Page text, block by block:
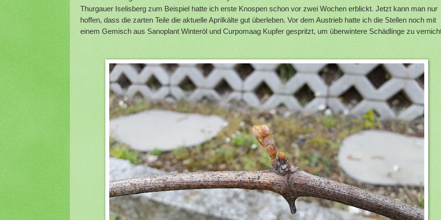
Thurgauer Iselisberg zum Beispiel hatte ich erste Knospen schon vor zwei Wochen erblickt. Jetzt kann man nur
hoffen, dass die zarten Teile die aktuelle Aprilkälte gut überleben. Vor dem Austrieb hatte ich die Stellen noch mit
einem Gemisch aus Sanoplant Winteröl und Curpomaag Kupfer gespritzt, um überwintere Schädlinge zu